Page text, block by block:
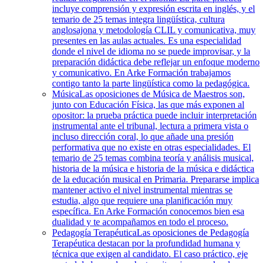
incluye comprensión y expresión escrita en inglés, y el
temario de 25 temas integra lingüística, cultura
anglosajona y metodología CLIL y comunicativa, muy
presentes en las aulas actuales. Es una especialidad
donde el nivel de idioma no se puede improvisar, y la
preparación didáctica debe reflejar un enfoque moderno
y comunicativo. En Arke Formación trabajamos
contigo tanto la parte lingüística como la pedagógica.
MúsicaLas oposiciones de Música de Maestros son,
junto con Educación Física, las que más exponen al
opositor: la prueba práctica puede incluir interpretación
instrumental ante el tribunal, lectura a primera vista o
incluso dirección coral, lo que añade una presión
performativa que no existe en otras especialidades. El
temario de 25 temas combina teoría y análisis musical,
historia de la música e historia de la música e didáctica
de la educación musical en Primaria. Prepararse implica
mantener activo el nivel instrumental mientras se
estudia, algo que requiere una planificación muy
específica. En Arke Formación conocemos bien esa
dualidad y te acompañamos en todo el proceso.
Pedagogía TerapéuticaLas oposiciones de Pedagogía
Terapéutica destacan por la profundidad humana y
técnica que exigen al candidato. El caso práctico, eje